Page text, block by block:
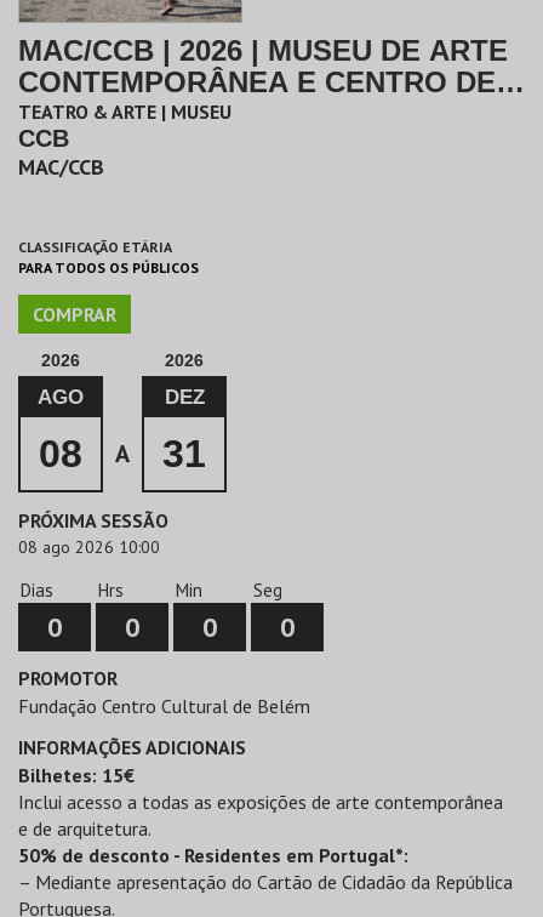
MAC/CCB | 2026 | MUSEU DE ARTE
CONTEMPORÂNEA E CENTRO DE
ARQUITETURA
TEATRO & ARTE | MUSEU
CCB
MAC/CCB
CLASSIFICAÇÃO ETÁRIA
PARA TODOS OS PÚBLICOS
COMPRAR
2026
AGO
08 A
2026
DEZ
31
PRÓXIMA SESSÃO
08 ago 2026 10:00
Dias
0
Hrs
0
Min
0
Seg
0
PROMOTOR
Fundação Centro Cultural de Belém
INFORMAÇÕES ADICIONAIS
Bilhetes: 15€
Inclui acesso a todas as exposições de arte contemporânea
e de arquitetura.
50% de desconto - Residentes em Portugal*:
– Mediante apresentação do Cartão de Cidadão da República
Portuguesa.